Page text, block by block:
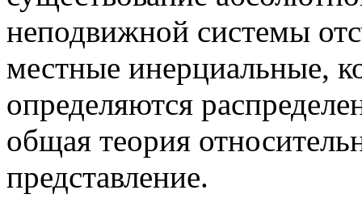
неподвижной системы
местные инерциальные,
определяются
общая теория
представление.